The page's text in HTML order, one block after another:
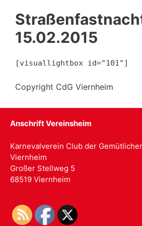
15.02.2015
[visuallightbox id="101"]
Copyright CdG Viernheim
Anschrift Vereinsheim
Karnevalverein Club der
Viernheim
Großer Stellweg 5
68519 Viernheim